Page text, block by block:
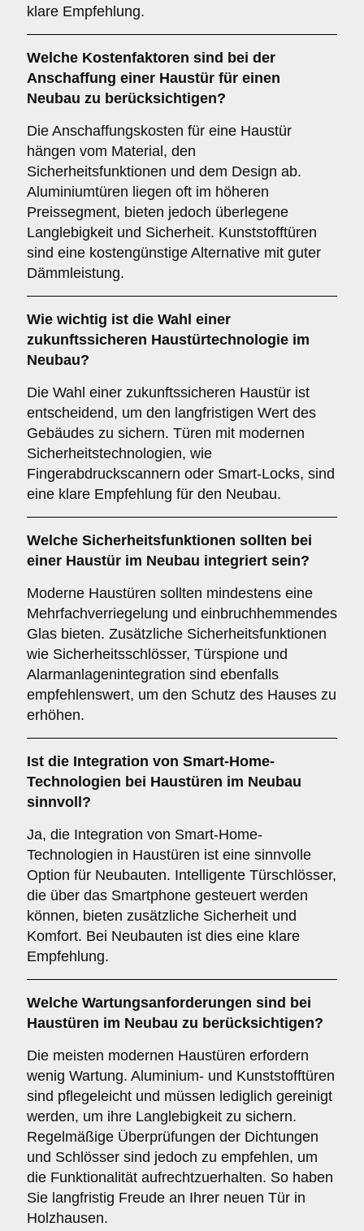
klare Empfehlung.
Welche Kostenfaktoren sind bei der
Anschaffung einer Haustür für einen
Neubau zu berücksichtigen?
Die Anschaffungskosten für eine Haustür
hängen vom Material, den
Sicherheitsfunktionen und dem Design ab.
Aluminiumtüren liegen oft im höheren
Preissegment, bieten jedoch überlegene
Langlebigkeit und Sicherheit. Kunststofftüren
sind eine kostengünstige Alternative mit guter
Dämmleistung.
Wie wichtig ist die Wahl einer
zukunftssicheren Haustürtechnologie im
Neubau?
Die Wahl einer zukunftssicheren Haustür ist
entscheidend, um den langfristigen Wert des
Gebäudes zu sichern. Türen mit modernen
Sicherheitstechnologien, wie
Fingerabdruckscannern oder Smart-Locks, sind
eine klare Empfehlung für den Neubau.
Welche Sicherheitsfunktionen sollten bei
einer Haustür im Neubau integriert sein?
Moderne Haustüren sollten mindestens eine
Mehrfachverriegelung und einbruchhemmendes
Glas bieten. Zusätzliche Sicherheitsfunktionen
wie Sicherheitsschlösser, Türspione und
Alarmanlagenintegration sind ebenfalls
empfehlenswert, um den Schutz des Hauses zu
erhöhen.
Ist die Integration von Smart-Home-
Technologien bei Haustüren im Neubau
sinnvoll?
Ja, die Integration von Smart-Home-
Technologien in Haustüren ist eine sinnvolle
Option für Neubauten. Intelligente Türschlösser,
die über das Smartphone gesteuert werden
können, bieten zusätzliche Sicherheit und
Komfort. Bei Neubauten ist dies eine klare
Empfehlung.
Welche Wartungsanforderungen sind bei
Haustüren im Neubau zu berücksichtigen?
Die meisten modernen Haustüren erfordern
wenig Wartung. Aluminium- und Kunststofftüren
sind pflegeleicht und müssen lediglich gereinigt
werden, um ihre Langlebigkeit zu sichern.
Regelmäßige Überprüfungen der Dichtungen
und Schlösser sind jedoch zu empfehlen, um
die Funktionalität aufrechtzuerhalten. So haben
Sie langfristig Freude an Ihrer neuen Tür in
Holzhausen.